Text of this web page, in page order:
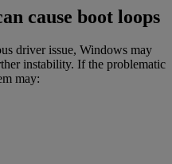
cause boot loops
driver issue, Windows may
instability. If the problematic
may: